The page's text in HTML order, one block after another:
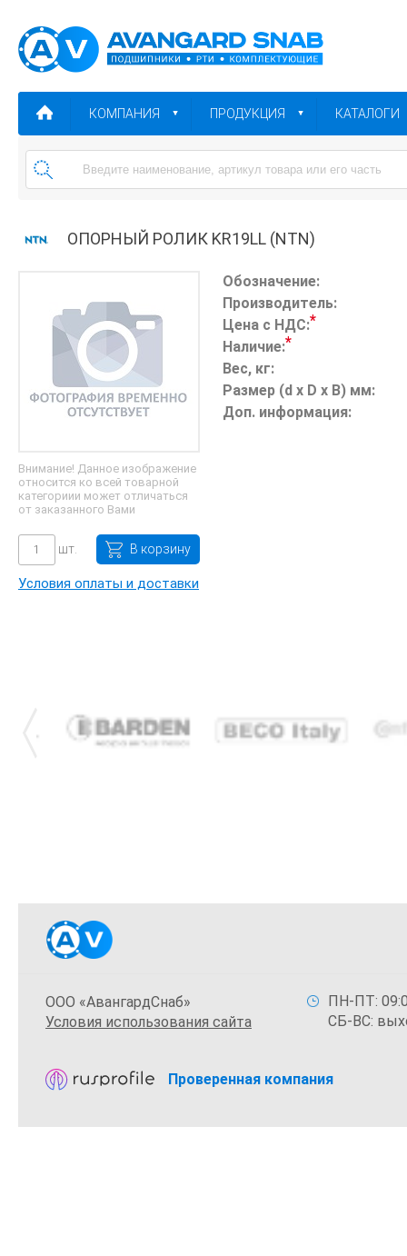
КОМПАНИЯ ПРОДУКЦИЯ КАТАЛОГИ
ОПОРНЫЙ РОЛИК KR19LL (NTN)
Внимание! Данное изображение
относится ко всей товарной
категориии может отличаться
от заказанного Вами
шт. В корзину
Условия оплаты и доставки
Обозначение:
Производитель:
Цена с НДС:*
Наличие:*
Вес, кг:
Размер (d x D x B) мм:
Доп. информация:
ООО «АвангардСнаб»
Условия использования сайта
ПН-ПТ:
СБ-ВС:
Проверенная компания